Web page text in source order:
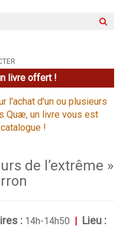
livre offert !
l'achat d'un ou plusieurs
Quæ, un livre vous est
!
de l’extrême »
: 14h-14h50 | Lieu :